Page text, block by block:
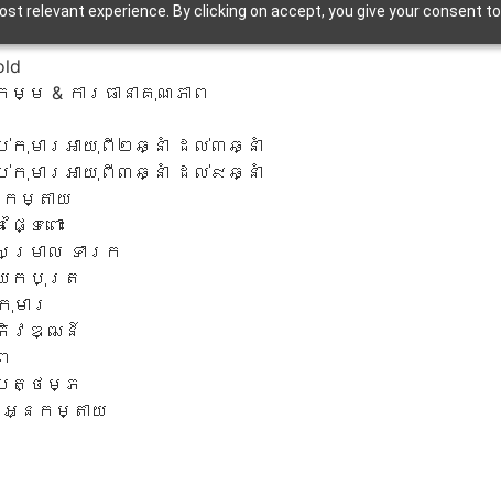
relevant experience. By clicking on accept, you give your consent
ម & ការធានាគុណភាព
កុមារអាយុពី២ឆ្នាំ ដល់៣ឆ្នាំ
កុមារអាយុពី៣ឆ្នាំ ដល់៩ឆ្នាំ
ម្តាយ
ទៃពោះ
ម្រាល ទារក
កបុត្រ
ារ
វឌ្ឍន៍
បត្ថម្ភ
នកម្តាយ